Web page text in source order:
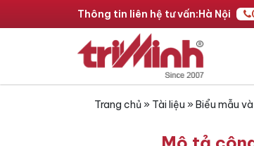
Thông tin liên hệ tư vấn:Hà Nội
Trang chủ» Tài liệu » Biểu mẫu